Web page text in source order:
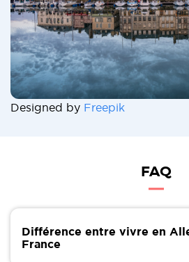
Designed by Freepik
FAQ
Différence entre vivre en
France